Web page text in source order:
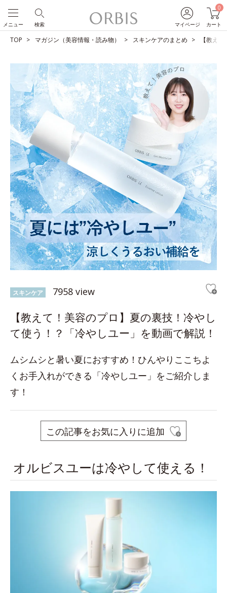
マイページ
0
カート
検索
メニュー
TOP マガジン（美容情報・読み物） スキンケアのまとめ 【教え
スキンケア 7958 view
【教えて！美容のプロ】夏の裏技！冷やし
て使う！？「冷やしユー」を動画で解説！
ムシムシと暑い夏におすすめ！ひんやりここちよ
くお手入れができる「冷やしユー」をご紹介しま
す！
この記事をお気に入りに追加
オルビスユーは冷やして使える！